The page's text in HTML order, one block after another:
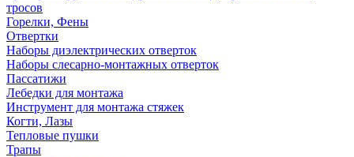
тросов
Горелки, Фены
Отвертки
Наборы диэлектрических отверток
Наборы слесарно-монтажных отверток
Пассатижи
Лебедки для монтажа
Инструмент для монтажа стяжек
Когти, Лазы
Тепловые пушки
Трапы